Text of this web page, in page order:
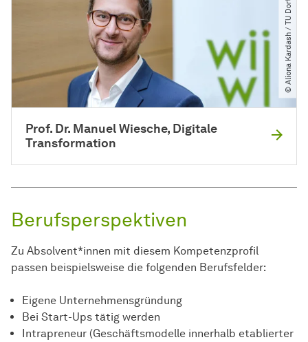
© Aliona Kardash ​/​ TU Dortmund
Prof. Dr. Manuel Wiesche, Digitale
Transformation
Berufsperspektiven
Zu Absolvent*innen mit diesem Kompetenzprofil
passen beispielsweise die folgenden Berufsfelder:
Eigene Unternehmensgründung
Bei Start-Ups tätig werden
Intrapreneur (Geschäftsmodelle innerhalb etablierter